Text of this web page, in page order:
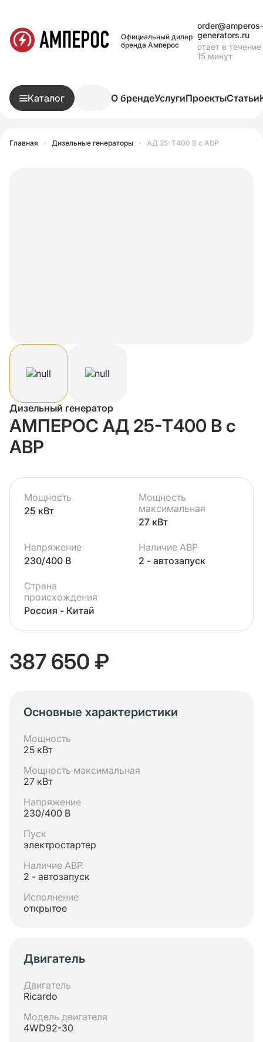
Официальный дилер
бренда Амперос
order@amperos-
generators.ru
ответ в течение
15 минут
Каталог О брендеУслугиПроектыСтатьи
Главная • Дизельные генераторы • АД 25-Т400 B с АВР
Дизельный генератор
АМПЕРОС АД 25-Т400 B с
АВР
Мощность
25 кВт
Мощность
максимальная
27 кВт
Напряжение
230/400 В
Наличие АВР
2 - автозапуск
Страна
происхождения
Россия - Китай
387 650 ₽
Основные характеристики
Мощность
25 кВт
Мощность максимальная
27 кВт
Напряжение
230/400 В
Пуск
электростартер
Наличие АВР
2 - автозапуск
Исполнение
открытое
Двигатель
Двигатель
Ricardo
Модель двигателя
4WD92-30